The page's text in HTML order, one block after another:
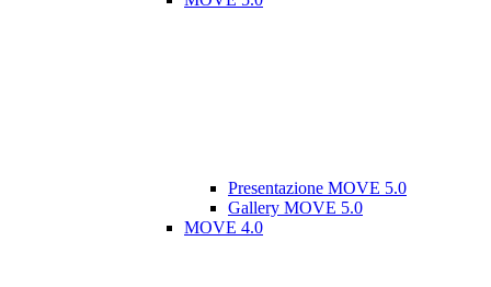
Presentazione MOVE 5.0
Gallery MOVE 5.0
MOVE 4.0